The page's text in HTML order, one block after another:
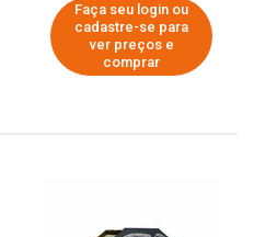
Faça seu login ou
cadastre-se para
ver preços e
comprar